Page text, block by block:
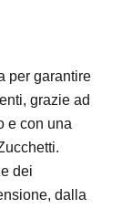
per garantire
grazie ad
e con una
dei
dalla